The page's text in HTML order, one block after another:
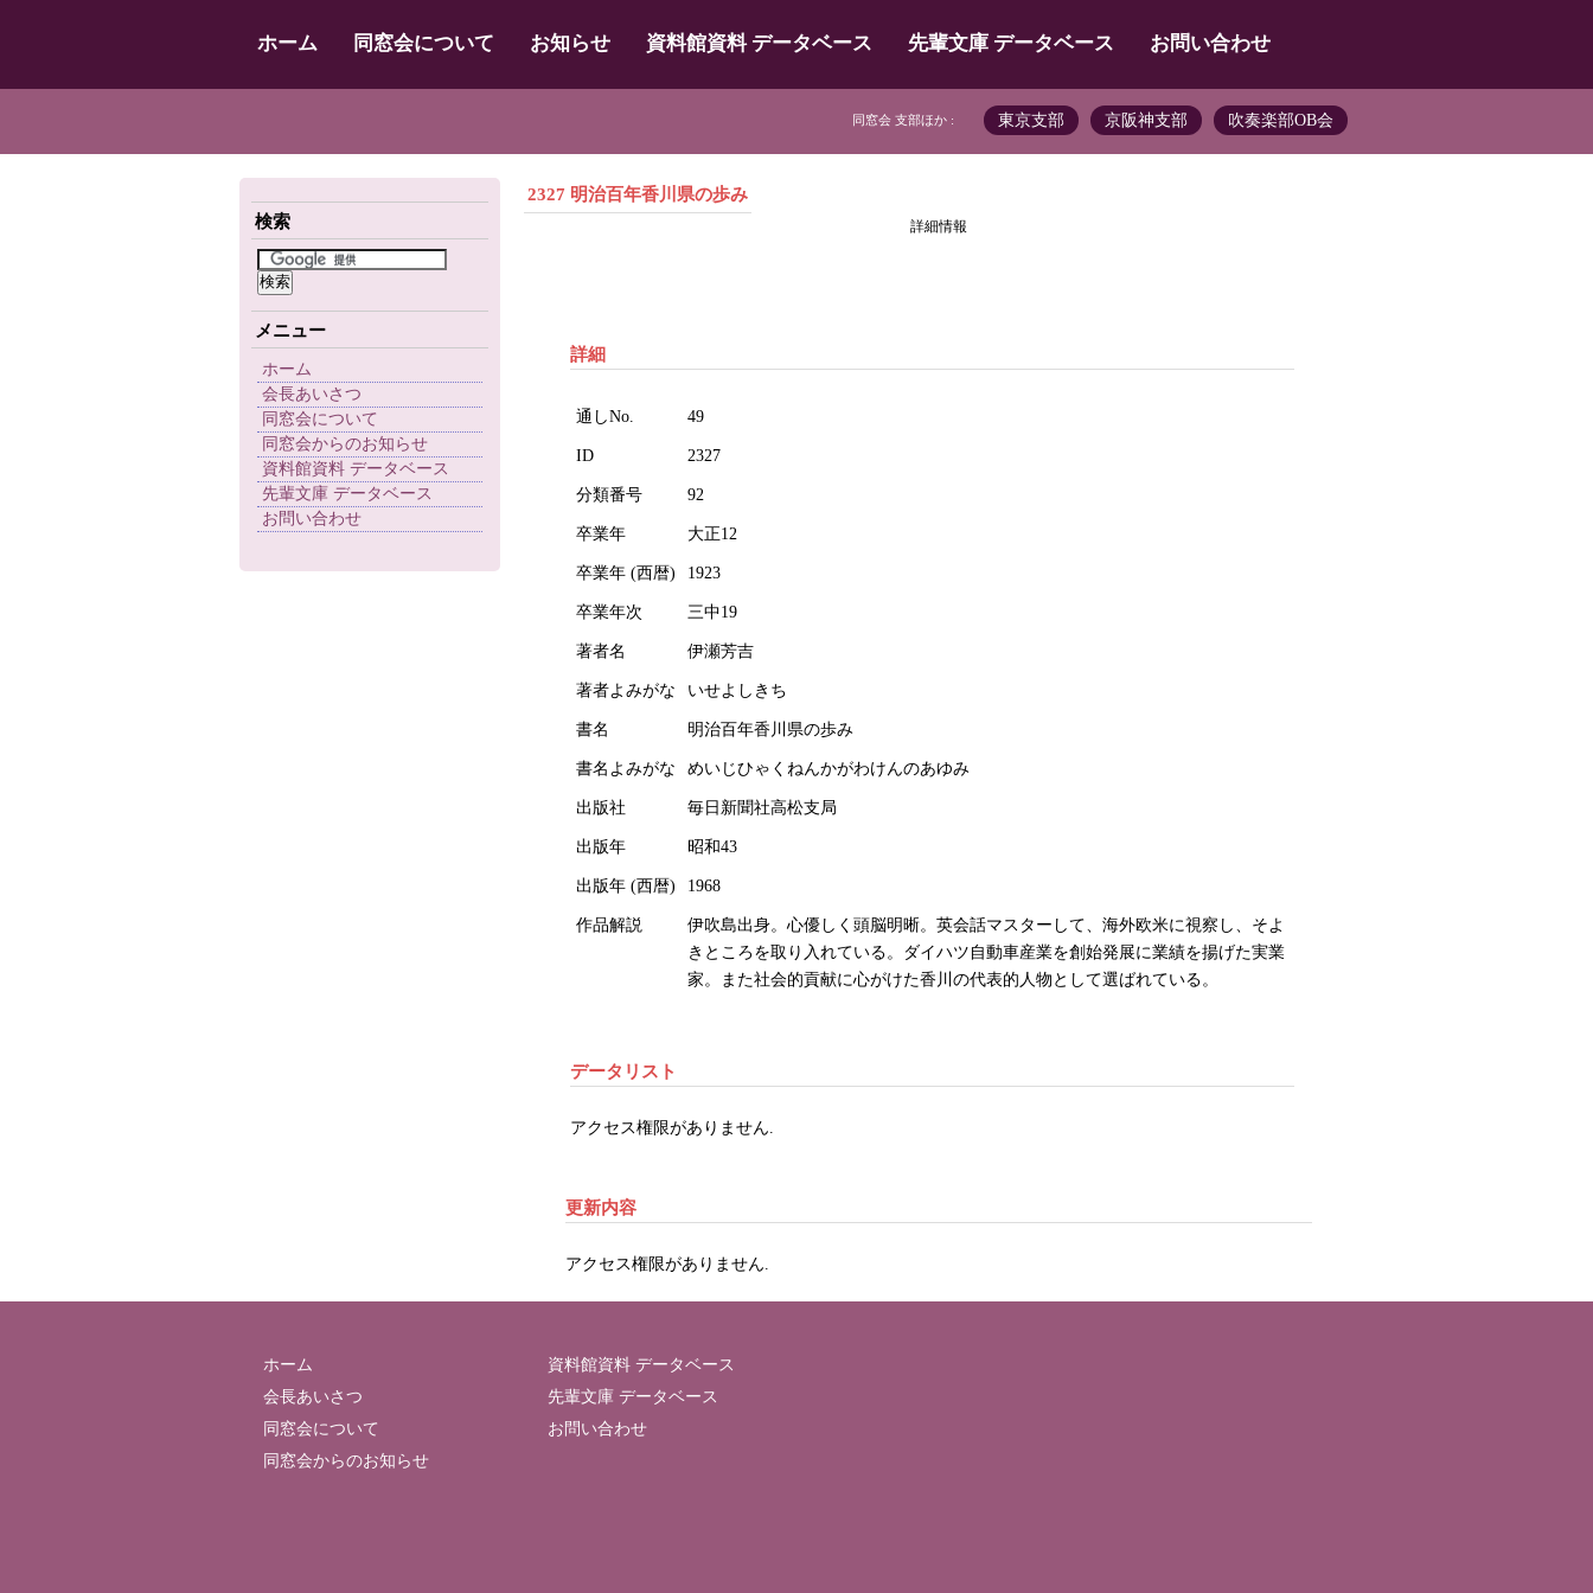
ホーム 同窓会について お知らせ 資料館資料 データベース 先輩文庫 データベース お問い合わせ
同窓会 支部ほか : 東京支部 京阪神支部 吹奏楽部OB会
検索
メニュー
ホーム
会長あいさつ
同窓会について
同窓会からのお知らせ
資料館資料 データベース
先輩文庫 データベース
お問い合わせ
2327 明治百年香川県の歩み
詳細情報
詳細
通しNo. 49
ID 2327
分類番号 92
卒業年 大正12
卒業年 (西暦) 1923
卒業年次 三中19
著者名 伊瀬芳吉
著者よみがな いせよしきち
書名 明治百年香川県の歩み
書名よみがな めいじひゃくねんかがわけんのあゆみ
出版社 毎日新聞社高松支局
出版年 昭和43
出版年 (西暦) 1968
作品解説
伊吹島出身。心優しく頭脳明晰。英会話マスターして、海外欧米に視察し、そよ
きところを取り入れている。ダイハツ自動車産業を創始発展に業績を揚げた実業
家。また社会的貢献に心がけた香川の代表的人物として選ばれている。
データリスト
アクセス権限がありません.
更新内容
アクセス権限がありません.
ホーム
会長あいさつ
同窓会について
同窓会からのお知らせ
資料館資料 データベース
先輩文庫 データベース
お問い合わせ